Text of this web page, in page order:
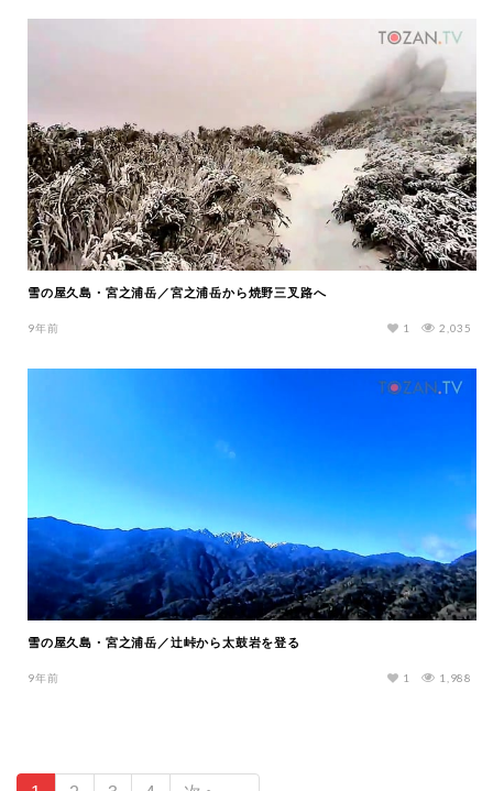
雪の屋久島・宮之浦岳／宮之浦岳から焼野三叉路へ
9年前 2,035
1
雪の屋久島・宮之浦岳／辻峠から太鼓岩を登る
9年前 1,988
1